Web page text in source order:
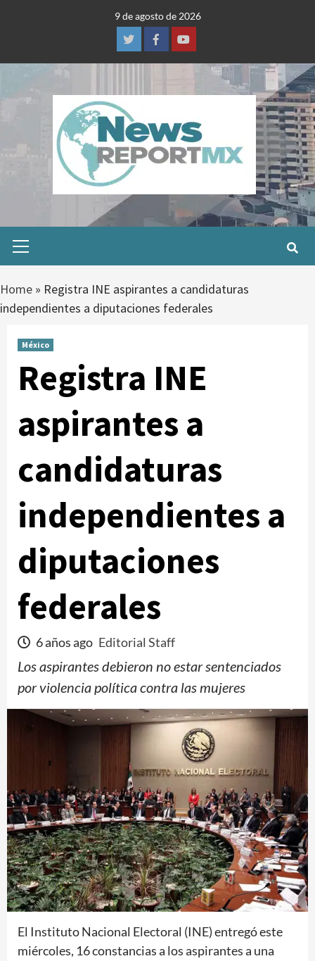
9 de agosto de 2026
TwitterFacebookYoutube
Menu
Home » Registra INE aspirantes a candidaturas
independientes a diputaciones federales
México
Registra INE
aspirantes a
candidaturas
independientes a
diputaciones
federales
6 años ago Editorial Staff
Los aspirantes debieron no estar sentenciados
por violencia política contra las mujeres
El Instituto Nacional Electoral (INE) entregó este
miércoles, 16 constancias a los aspirantes a una